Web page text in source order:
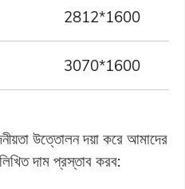
2812*1600
3070*1600
উত্তোলন দয়া করে আমাদের
দাম প্রস্তাব করব: